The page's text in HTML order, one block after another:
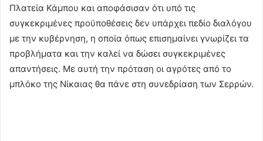
Πλατεία Κάμπου και αποφάσισαν ότι υπό τις
συγκεκριμένες προϋποθέσεις δεν υπάρχει πεδίο διαλόγου
με την κυβέρνηση, η οποία όπως επισημαίνει γνωρίζει τα
προβλήματα και την καλεί να δώσει συγκεκριμένες
απαντήσεις. Με αυτή την πρόταση οι αγρότες από το
μπλόκο της Νίκαιας θα πάνε στη συνεδρίαση των Σερρών.